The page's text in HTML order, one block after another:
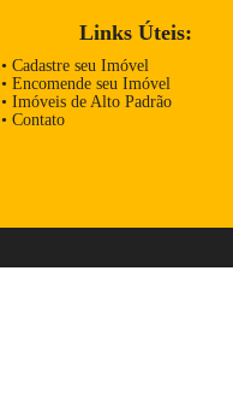
Links Úteis:
• Cadastre seu Imóvel
• Encomende seu Imóvel
• Imóveis de Alto Padrão
• Contato